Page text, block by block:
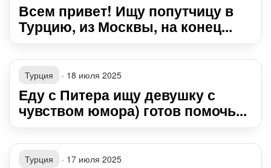
Всем привет! Ищу попутчицу в
Турцию, из Москвы, на конец...
Турция · 18 июля 2025
Еду с Питера ищу девушку с
чувством юмора) готов помочь...
Турция · 17 июля 2025